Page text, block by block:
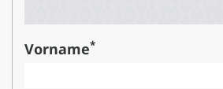
Vorname*